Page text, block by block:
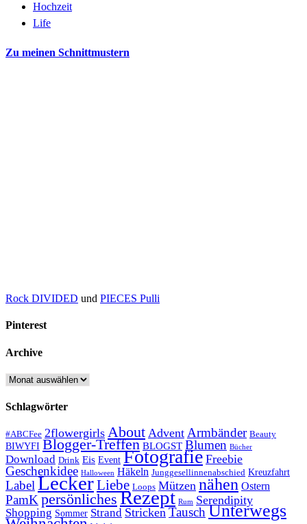
Hochzeit
Life
Zu meinen Schnittmustern
Rock DIVIDED und PIECES Pulli
Pinterest
Archive
Archive
Schlagwörter
#ABCFee 2flowergirls About Advent Armbänder Beauty
BIWYFI Blogger-Treffen BLOGST Blumen Bücher
Download Drink Eis Event Fotografie Freebie
Geschenkidee Halloween Häkeln Junggesellinnenabschied Kreuzfahrt
LabelLeckerLiebe Loops Mützen nähen Ostern
PamKpersönliches Rezept Rum Serendipity
Shopping Sommer Strand Stricken TauschUnterwegs